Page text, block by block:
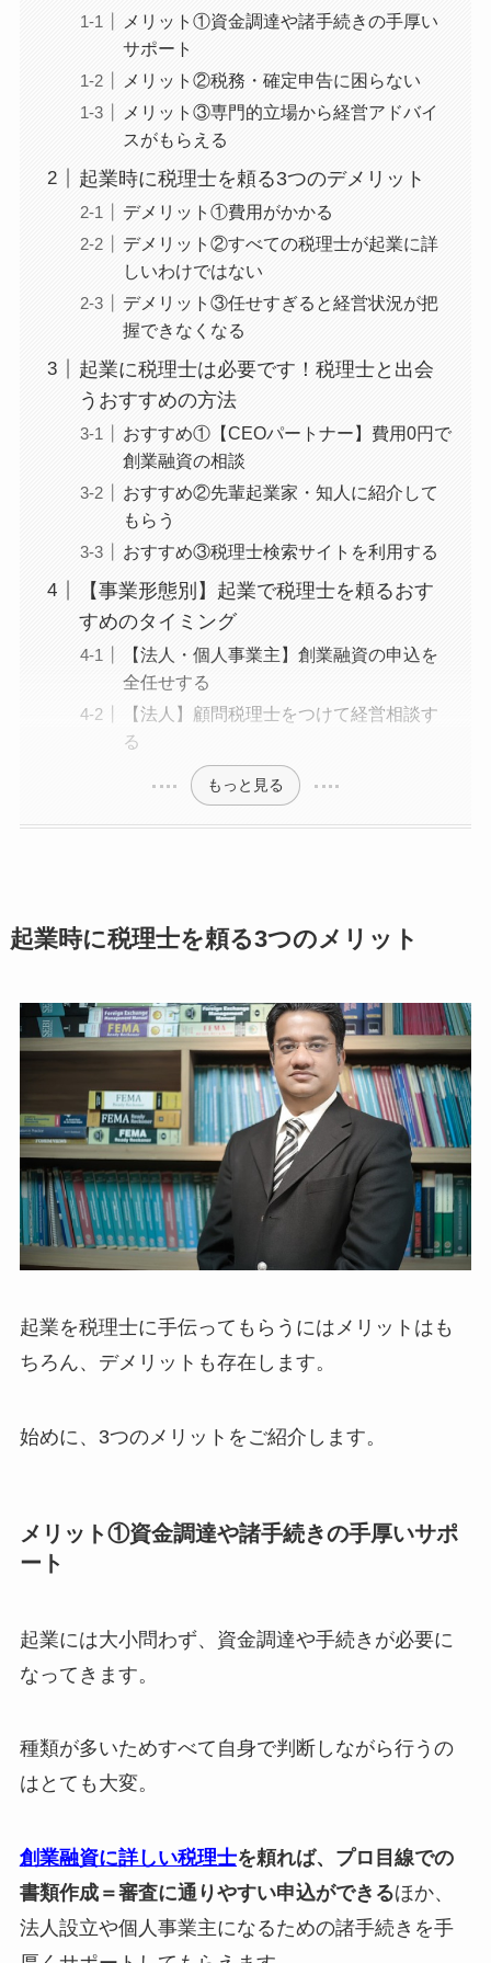
メリット①資金調達や諸手続きの手厚い
サポート
メリット②税務・確定申告に困らない
メリット③専門的立場から経営アドバイ
スがもらえる
起業時に税理士を頼る3つのデメリット
デメリット①費用がかかる
デメリット②すべての税理士が起業に詳
しいわけではない
デメリット③任せすぎると経営状況が把
握できなくなる
起業に税理士は必要です！税理士と出会
うおすすめの方法
おすすめ①【CEOパートナー】費用0円で
創業融資の相談
おすすめ②先輩起業家・知人に紹介して
もらう
おすすめ③税理士検索サイトを利用する
【事業形態別】起業で税理士を頼るおす
すめのタイミング
【法人・個人事業主】創業融資の申込を
全任せする
【法人】顧問税理士をつけて経営相談す
る
もっと見る
起業時に税理士を頼る3つのメリット
起業を税理士に手伝ってもらうにはメリットはも
ちろん、デメリットも存在します。
始めに、3つのメリットをご紹介します。
メリット①資金調達や諸手続きの手厚いサポ
ート
起業には大小問わず、資金調達や手続きが必要に
なってきます。
種類が多いためすべて自身で判断しながら行うの
はとても大変。
創業融資に詳しい税理士を頼れば、プロ目線での
書類作成＝審査に通りやすい申込ができるほか、
法人設立や個人事業主になるための諸手続きを手